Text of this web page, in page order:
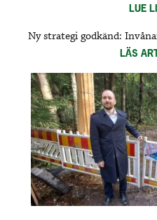
LUE
Ny strategi godkänd:
LÄS